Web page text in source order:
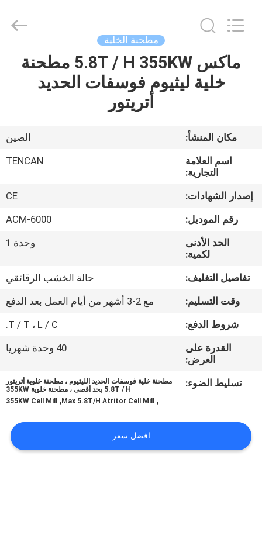
منزل،
معلومات
جولة
مراقبة
الجودة
اتصل
BLOG
Technology
مطحنة الخلية
ماكس 5.8T / H 355KW مطحنة
خلية ليثيوم فوسفات الحديد
أتريتور
مكان المنشأ:
الصين
اسم العلامة
التجارية:
TENCAN
إصدار الشهادات:
CE
رقم الموديل:
ACM-6000
الحد الأدنى
لكمية:
وحدة 1
تفاصيل التغليف:
حالة الخشب الرقائقي
وقت التسليم:
مع 2-3 أشهر من أيام العمل بعد الدفع
شروط الدفع:
T / T ، L / C.
القدرة على
العرض:
40 وحدة شهريا
تسليط الضوء:
مطحنة خلية فوسفات الحديد الليثيوم ، مطحنة خلوية أتريتور
5.8T / H بحد أقصى ، مطحنة خلوية 355KW
,
Max 5.8T/H Atritor Cell Mill
,
355KW Cell Mill
افضل سعر